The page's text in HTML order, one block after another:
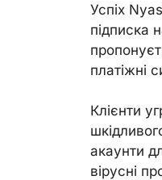
Успіх
підписка
платіжні
Клієнти
акаунти
вірусні